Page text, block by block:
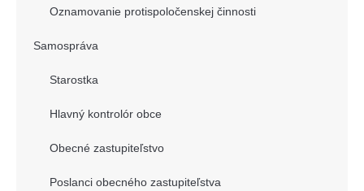
Oznamovanie protispoločenskej činnosti
Samospráva
Starostka
Hlavný kontrolór obce
Obecné zastupiteľstvo
Poslanci obecného zastupiteľstva